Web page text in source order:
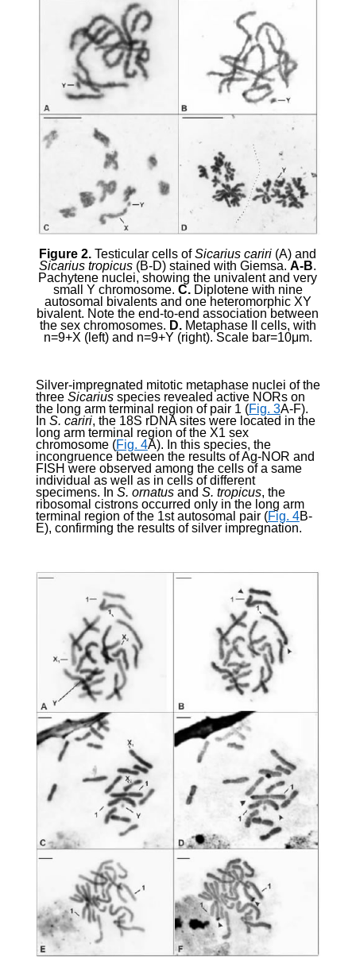
Figure 2.Testicular cells ofSicarius cariri (A) and
Sicarius tropicus (B-D) stained with Giemsa.A-B.
Pachytene nuclei, showing the univalent and very
small Y chromosome. C. Diplotene with nine
autosomal bivalents and one heteromorphic XY
bivalent. Note the end-to-end association between
the sex chromosomes. D. Metaphase II cells, with
n=9+X (left) and n=9+Y (right). Scale bar=10μm.
Silver-impregnated mitotic metaphase nuclei of the
three Sicarius species revealed active NORs on
the long arm terminal region of pair 1 (Fig. 3A-F).
In S. cariri, the 18S rDNA sites were located in the
long arm terminal region of the X1 sex
chromosome (Fig. 4A). In this species, the
incongruence between the results of Ag-NOR and
FISH were observed among the cells of a same
individual as well as in cells of different
specimens. In S. ornatus and S. tropicus, the
ribosomal cistrons occurred only in the long arm
terminal region of the 1st autosomal pair (Fig. 4B-
E), confirming the results of silver impregnation.